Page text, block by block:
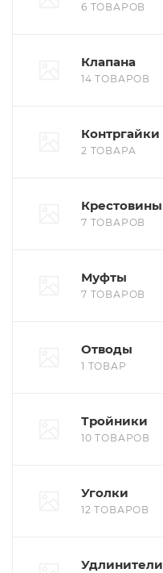
6 ТОВАРОВ
Клапана
14 ТОВАРОВ
Контргайки
2 ТОВАРА
Крестовины
7 ТОВАРОВ
Муфты
7 ТОВАРОВ
Отводы
1 ТОВАР
Тройники
10 ТОВАРОВ
Уголки
12 ТОВАРОВ
Удлинители